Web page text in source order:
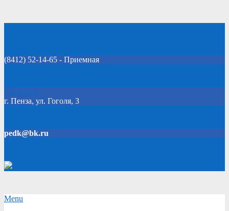
(8412) 52-14-65 - Приемная
Click Here
г. Пенза, ул. Гоголя, 3
pedk@bk.ru
Secondary
Menu